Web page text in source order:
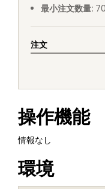
最小注文数量:
注文
操作機能
情報なし
環境